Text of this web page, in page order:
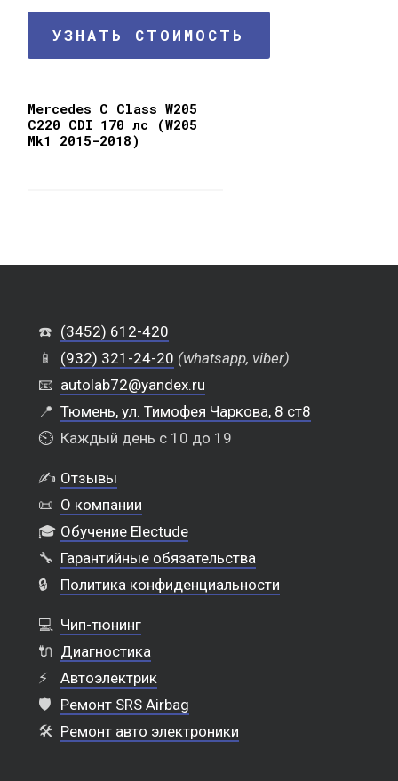
УЗНАТЬ СТОИМОСТЬ
Mercedes C Class W205
C220 CDI 170 лс (W205
Mk1 2015-2018)
☎️ (3452) 612-420
📱
(932) 321-24-20 (whatsapp, viber)
📧 autolab72@yandex.ru
📍 Тюмень, ул. Тимофея Чаркова, 8 ст8
⏲️ Каждый день с 10 до 19
✍️ Отзывы
📜 О компании
🎓 Обучение Electude
🔧 Гарантийные обязательства
🔒
Политика конфиденциальности
💻 Чип-тюнинг
🔌 Диагностика
⚡
Автоэлектрик
🛡️ Ремонт SRS Airbag
🛠️ Ремонт авто электроники